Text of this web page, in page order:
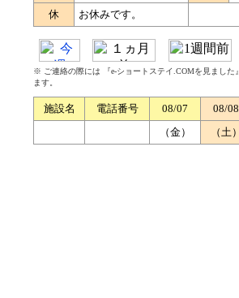
休
お休みです。
※ ご連絡の際には 『e-ショートステイ.COMを見まし
ます。
施設名 電話番号 08/07
08/08
（金）
（土